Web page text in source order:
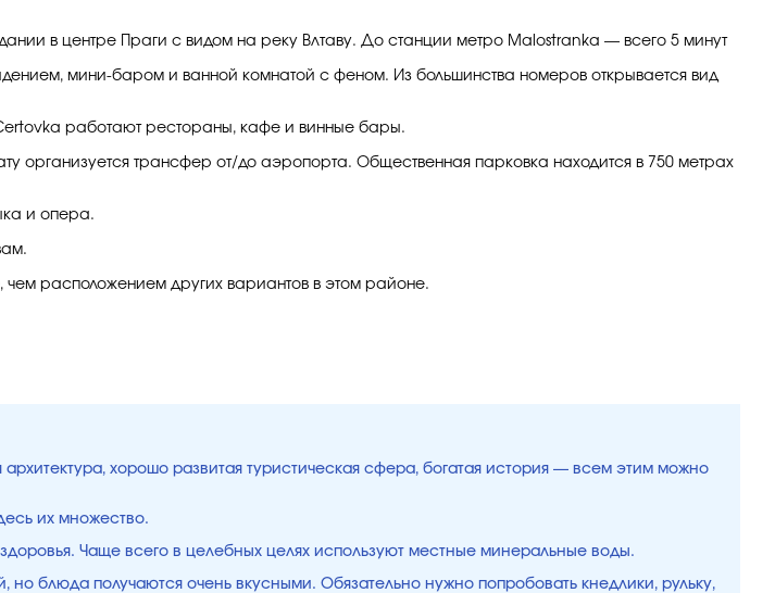
в центре Праги с видом на реку Влтаву. До станции метро Malostranka — всего 5 минут
мини-баром и ванной комнатой с феном. Из большинства номеров открывается вид
работают рестораны, кафе и винные бары.
организуется трансфер от/до аэропорта. Общественная парковка находится в 750 метрах
и опера.
чем расположением других вариантов в этом районе.
хорошо развитая туристическая сфера, богатая история — всем этим можно
их множество.
Чаще всего в целебных целях используют местные минеральные воды.
блюда получаются очень вкусными. Обязательно нужно попробовать кнедлики, рульку,